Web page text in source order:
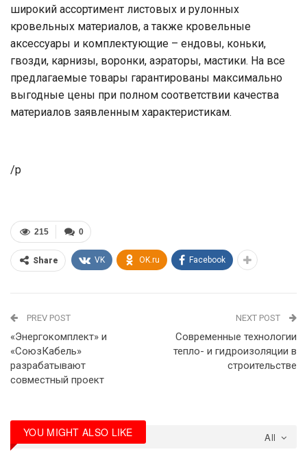
широкий ассортимент листовых и рулонных
кровельных материалов, а также кровельные
аксессуары и комплектующие – ендовы, коньки,
гвозди, карнизы, воронки, аэраторы, мастики. На все
предлагаемые товары гарантированы максимально
выгодные цены при полном соответствии качества
материалов заявленным характеристикам.
/p
0
215
Share VK OK.ru Facebook
PREV POST
«Энергокомплект» и
«Союз­Кабель»
разрабатывают
совместный проект
NEXT POST
Современные технологии
тепло- и гидроизоляции в
строительстве
All
YOU MIGHT ALSO LIKE